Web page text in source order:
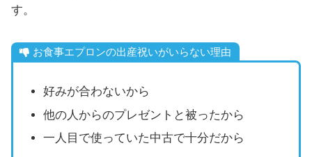
す。
お食事エプロンの出産祝いがいらない理由
好みが合わないから
他の人からのプレゼントと被ったから
一人目で使っていた中古で十分だから